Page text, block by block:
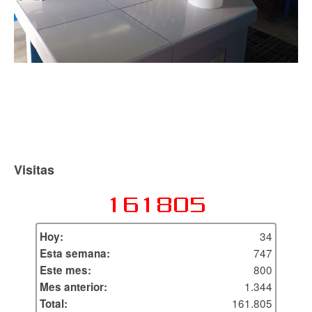
Visitas
Hoy:
34
Esta semana:
747
Este mes:
800
Mes anterior:
1.344
Total:
161.805